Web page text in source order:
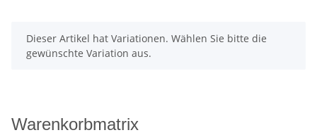
x
Dieser Artikel hat Variationen. Wählen Sie bitte die
gewünschte Variation aus.
Warenkorbmatrix